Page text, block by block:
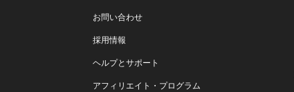
お問い合わせ
採用情報
ヘルプとサポート
アフィリエイト・プログラム